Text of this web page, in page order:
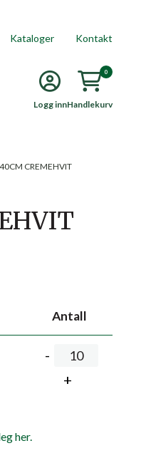
Kataloger Kontakt
Logg innHandlekurv
0
CREMEHVIT
Antall
her.